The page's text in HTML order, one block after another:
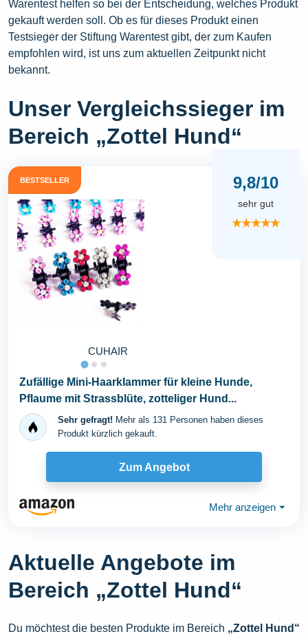
Warentest helfen so bei der Entscheidung, welches Produkt
gekauft werden soll. Ob es für dieses Produkt einen
Testsieger der Stiftung Warentest gibt, der zum Kaufen
empfohlen wird, ist uns zum aktuellen Zeitpunkt nicht
bekannt.
Unser Vergleichssieger im
Bereich „Zottel Hund“
BESTSELLER
CUHAIR
9,8/10
sehr gut
★★★★★
Zufällige Mini-Haarklammer für kleine Hunde,
Pflaume mit Strassblüte, zotteliger Hund...
Sehr gefragt! Mehr als 131 Personen haben dieses
Produkt kürzlich gekauft.
Zum Angebot
Mehr anzeigen ⏷
Aktuelle Angebote im
Bereich „Zottel Hund“
Du möchtest die besten Produkte im Bereich „Zottel Hund“